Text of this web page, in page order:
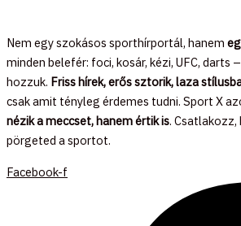
Nem egy szokásos sporthírportál, hanem
minden belefér: foci, kosár, kézi, UFC, darts
hozzuk. Friss hírek, erős sztorik, laza
csak amit tényleg érdemes tudni. Sport X
nézik a meccset, hanem értik is. Csatlakozz,
pörgeted a sportot.
Facebook-f